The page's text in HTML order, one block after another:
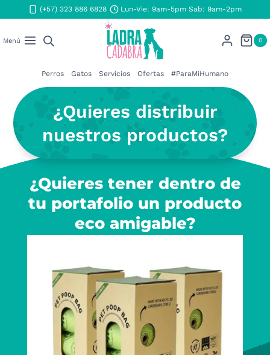
al
(+57) 323 886 6828 Lun-Vie: 9am-5pm Sab: 9am-2pm
Menú 0
Perros Gatos Servicios Ofertas #ParaMiHumano
¿Quieres distribuir
nuestros productos?
¿Quieres tener dentro de
tu portafolio un producto
eco amigable?